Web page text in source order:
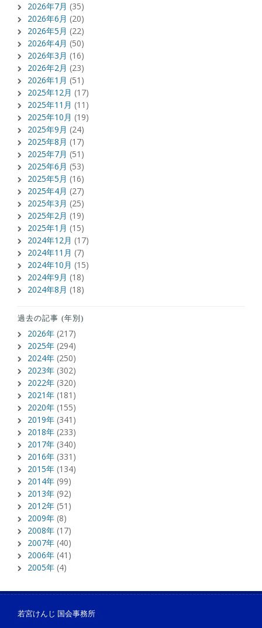
2026年7月 (35)
2026年6月 (20)
2026年5月 (22)
2026年4月 (50)
2026年3月 (16)
2026年2月 (23)
2026年1月 (51)
2025年12月 (17)
2025年11月 (11)
2025年10月 (19)
2025年9月 (24)
2025年8月 (17)
2025年7月 (51)
2025年6月 (53)
2025年5月 (16)
2025年4月 (27)
2025年3月 (25)
2025年2月 (19)
2025年1月 (15)
2024年12月 (17)
2024年11月 (7)
2024年10月 (15)
2024年9月 (18)
2024年8月 (18)
過去の記事 (年別)
2026年 (217)
2025年 (294)
2024年 (250)
2023年 (302)
2022年 (320)
2021年 (181)
2020年 (155)
2019年 (341)
2018年 (233)
2017年 (340)
2016年 (331)
2015年 (134)
2014年 (99)
2013年 (92)
2012年 (51)
2009年 (8)
2008年 (17)
2007年 (40)
2006年 (41)
2005年 (4)
若宮けんじ 国会事務所